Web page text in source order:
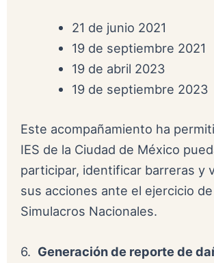
21 de junio 2021
19 de septiembre 2021
19 de abril 2023
19 de septiembre 2023
Este acompañamiento ha
IES de la Ciudad de México
participar, identificar barreras y
sus acciones ante el ejercicio
Simulacros Nacionales.
6. Generación de reporte de